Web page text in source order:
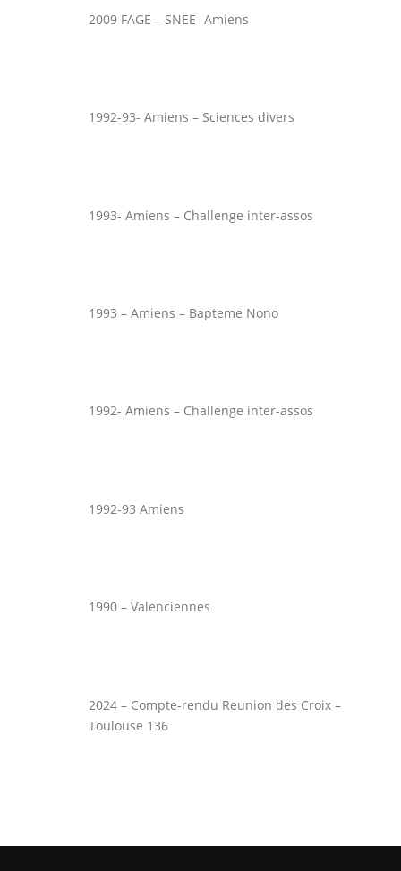
2009 FAGE – SNEE- Amiens
1992-93- Amiens – Sciences divers
1993- Amiens – Challenge inter-assos
1993 – Amiens – Bapteme Nono
1992- Amiens – Challenge inter-assos
1992-93 Amiens
1990 – Valenciennes
2024 – Compte-rendu Reunion des Croix –
Toulouse 136